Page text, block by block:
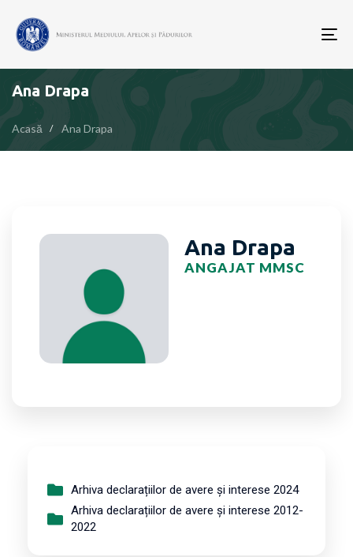
Ana Drapa
Acasă Ana Drapa
Ana Drapa
ANGAJAT MMSC
Arhiva declarațiilor de avere și interese 2024
Arhiva declarațiilor de avere și interese 2012-
2022